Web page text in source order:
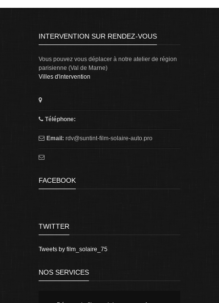
INTERVENTION SUR RENDEZ-VOUS
Vous pouvez vous déplacer à notre atelier de région
parisienne (Val de Marne)
Villes d'intervention
Téléphone:
Email: rdv@suntint-film-solaire-auto.pro
FACEBOOK
TWITTER
Tweets by film_solaire_75
NOS SERVICES